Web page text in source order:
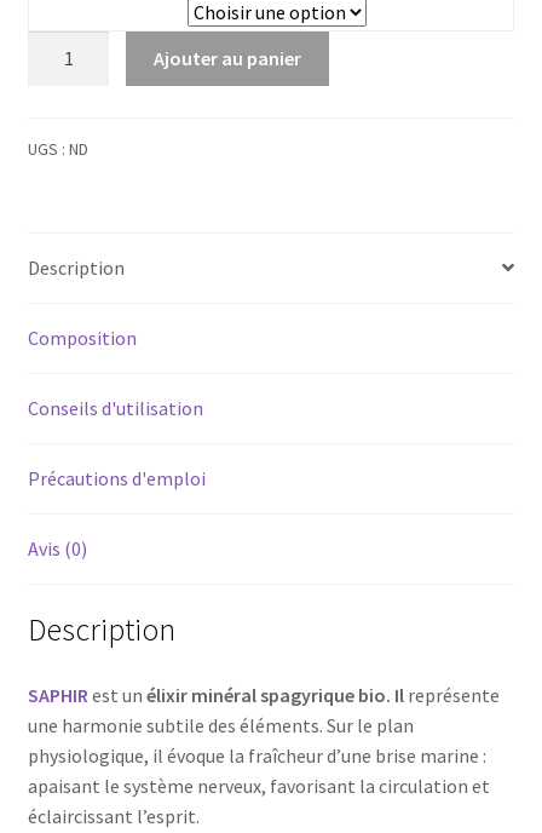
Ajouter au panier
UGS : ND
Description
Composition
Conseils d'utilisation
Précautions d'emploi
Avis (0)
Description
SAPHIRest un élixir minéral spagyrique bio. Il représente
une harmonie subtile des éléments. Sur le plan
physiologique, il évoque la fraîcheur d’une brise marine :
apaisant le système nerveux, favorisant la circulation et
éclaircissant l’esprit.